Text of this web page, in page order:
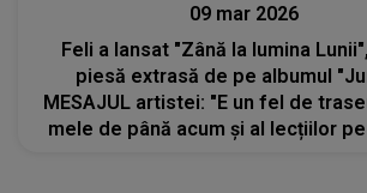
09 mar 2026
Feli a lansat "Zână la lumina
piesă extrasă de pe albumul
MESAJUL artistei: "E un fel de
mele de până acum și al lecțiilor